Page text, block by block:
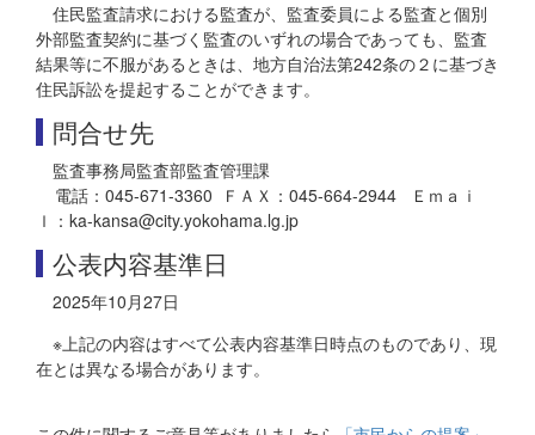
住民監査請求における監査が、監査委員による監査と個別
外部監査契約に基づく監査のいずれの場合であっても、監査
結果等に不服があるときは、地方自治法第242条の２に基づき
住民訴訟を提起することができます。
問合せ先
監査事務局監査部監査管理課
電話：045-671-3360 ＦＡＸ：045-664-2944 Ｅｍａｉ
ｌ：ka-kansa@city.yokohama.lg.jp
公表内容基準日
2025年10月27日
※上記の内容はすべて公表内容基準日時点のものであり、現
在とは異なる場合があります。